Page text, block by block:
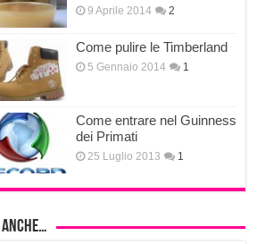
9 Aprile 2014 2
Come pulire le Timberland
5 Gennaio 2014 1
Come entrare nel Guinness
dei Primati
25 Luglio 2013 1
anche…